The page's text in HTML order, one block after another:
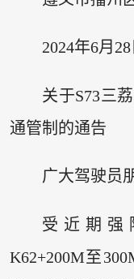
2024年6月28
关于S73三
通管制的通告
广大驾驶员
受近期强
K62+200M至